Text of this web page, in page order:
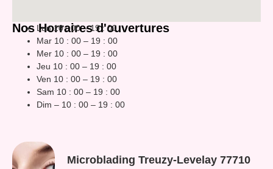
Nos Horraires d'ouvertures
Lun 10 : 00 – 19 : 00
Mar 10 : 00 – 19 : 00
Mer 10 : 00 – 19 : 00
Jeu 10 : 00 – 19 : 00
Ven 10 : 00 – 19 : 00
Sam 10 : 00 – 19 : 00
Dim – 10 : 00 – 19 : 00
Microblading Treuzy-Levelay 77710